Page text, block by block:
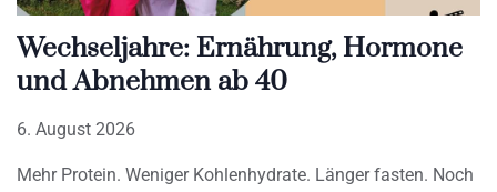
Wechseljahre: Ernährung, Hormone
und Abnehmen ab 40
6. August 2026
Mehr Protein. Weniger Kohlenhydrate. Länger fasten. Noch